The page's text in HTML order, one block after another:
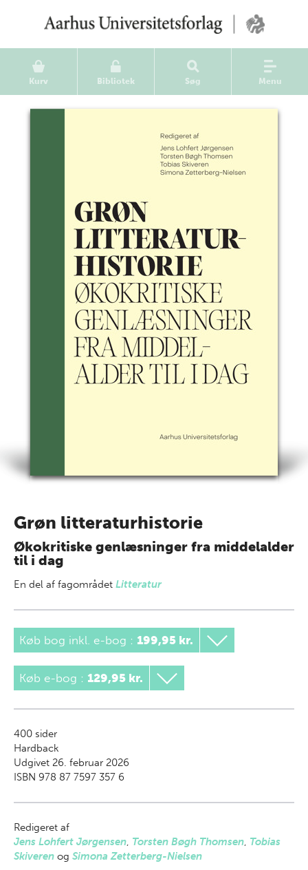
Kurv Bibliotek Søg Menu
Grøn litteraturhistorie
Økokritiske genlæsninger fra middelalder
til i dag
En del af fagområdet Litteratur
Køb bog inkl. e-bog : 199,95 kr.
Køb e-bog : 129,95 kr.
400 sider
Hardback
Udgivet 26. februar 2026
ISBN 978 87 7597 357 6
Redigeret af
Jens Lohfert Jørgensen, Torsten Bøgh Thomsen, Tobias
Skiveren og Simona Zetterberg-Nielsen